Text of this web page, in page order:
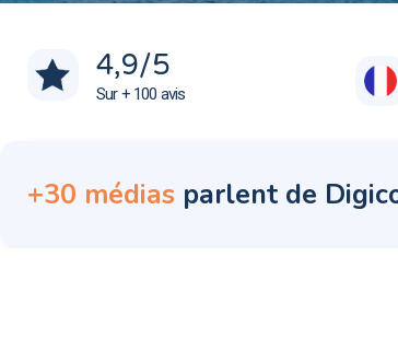
4,9/5
Sur + 100 avis
+30 médias parlent de